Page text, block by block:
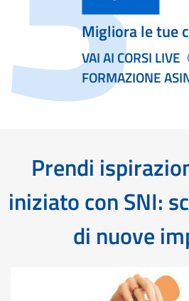
Migliora le tue
VAI AI CORSI LIVE
FORMAZIONE
Prendi
iniziato con SNI:
di nuove